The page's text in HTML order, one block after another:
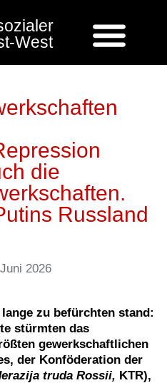
West
die
Russland
2026
zu befürchten stand:
stürmten das
gewerkschaftlichen
der Konföderation der
truda Rossii, KTR),